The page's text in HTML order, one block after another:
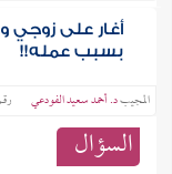
أغار على
بسبب عمله!!
المجيبد. أحمد سعيد الفودعي
السؤال